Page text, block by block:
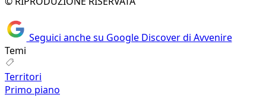
Seguici anche su Google Discover di Avvenire
Temi
Territori
Primo piano